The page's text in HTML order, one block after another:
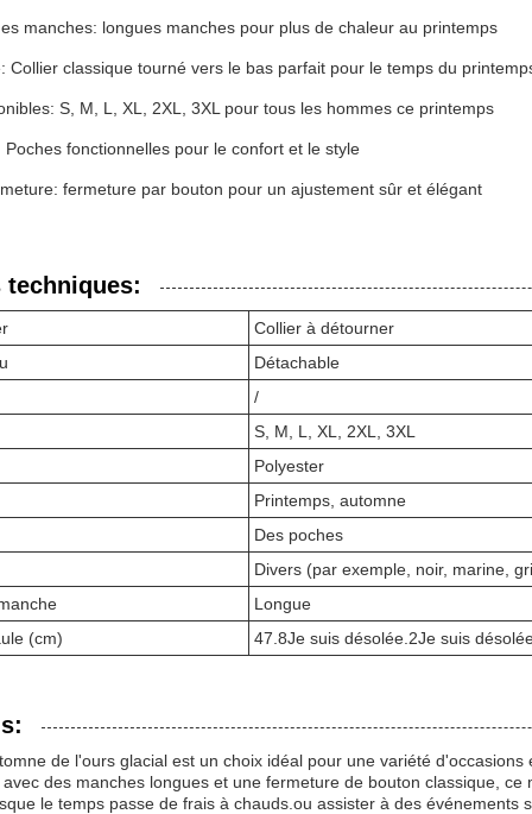
manches: longues manches pour plus de chaleur au printemps
Collier classique tourné vers le bas parfait pour le temps du
S, M, L, XL, 2XL, 3XL pour tous les hommes ce printemps
Poches fonctionnelles pour le confort et le style
fermeture par bouton pour un ajustement sûr et élégant
techniques:
Collier à détourner
Détachable
/
S, M, L, XL, 2XL, 3XL
Polyester
Printemps, automne
Des poches
Divers (par exemple, noir, marine,
Longue
(cm)
47.8Je suis désolée.2Je suis
de l'ours glacial est un choix idéal pour une variété
des manches longues et une fermeture de bouton classique,
le temps passe de frais à chauds.ou assister à des